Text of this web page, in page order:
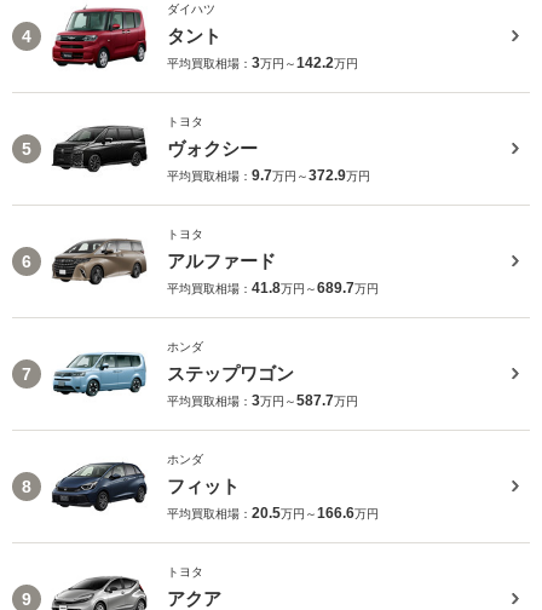
4
ダイハツ
タント
平均買取相場： 3万円～142.2万円
5
トヨタ
ヴォクシー
平均買取相場： 9.7万円～372.9万円
6
トヨタ
アルファード
平均買取相場： 41.8万円～689.7万円
7
ホンダ
ステップワゴン
平均買取相場： 3万円～587.7万円
8
ホンダ
フィット
平均買取相場： 20.5万円～166.6万円
9
トヨタ
アクア